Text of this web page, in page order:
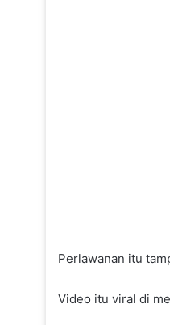
Perlawanan itu
Video itu viral di